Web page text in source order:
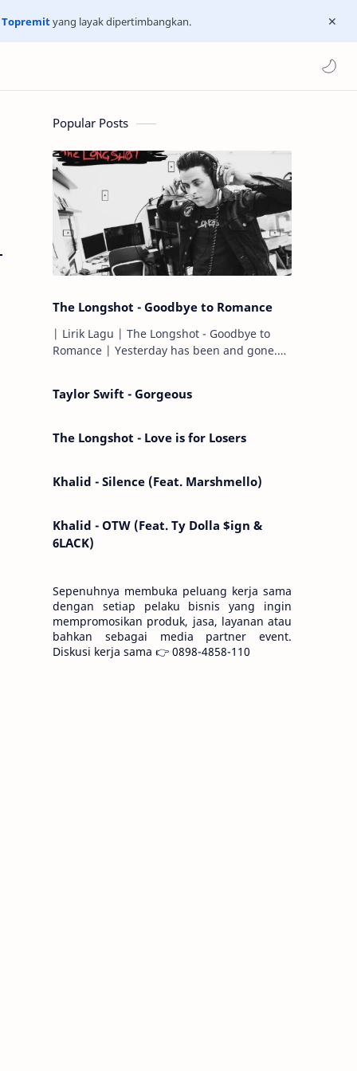
Topremityang layak dipertimbangkan.
Popular Posts
The Longshot - Goodbye to Romance
| Lirik Lagu | The Longshot - Goodbye to
Romance | Yesterday has been and gone.
Taylor Swift - Gorgeous
The Longshot - Love is for Losers
Khalid - Silence (Feat. Marshmello)
Khalid - OTW (Feat. Ty Dolla $ign &
6LACK)
Sepenuhnya membuka peluang kerja sama
dengan setiap pelaku bisnis yang ingin
mempromosikan produk, jasa, layanan atau
bahkan sebagai media partner event.
Diskusi kerja sama 👉 0898-4858-110